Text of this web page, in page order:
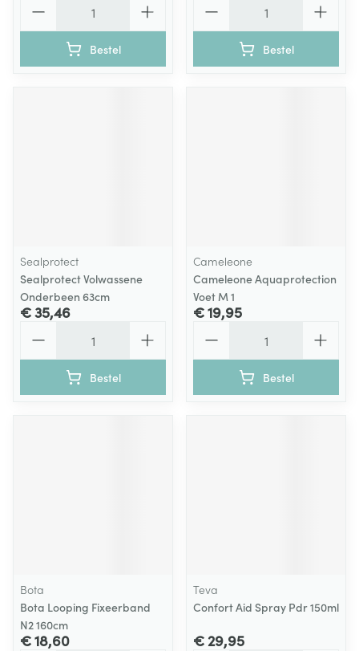
Bestel Bestel
Sealprotect
Sealprotect Volwassene
Onderbeen 63cm
€ 35,46
Bestel
Cameleone
Cameleone Aquaprotection
Voet M 1
€ 19,95
Bestel
Bota
Bota Looping Fixeerband
N2 160cm
€ 18,60
Teva
Confort Aid Spray Pdr 150ml
€ 29,95